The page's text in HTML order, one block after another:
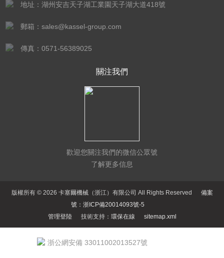
地址：湖州安吉天子湖工業園天子湖大道418號
郵箱：sales@kassel-group.com
傳真：0571-56389025
關注我們
歡迎您關注我們的微信公眾號
了解更多信息
版權所有 © 2026 卡塞爾機械（浙江）有限公司 All Rights Reserved 備案
號：浙ICP備20014093號-5
管理登陸技術支持： 環保在線 sitemap.xml
浙公網安備 33011002013527號